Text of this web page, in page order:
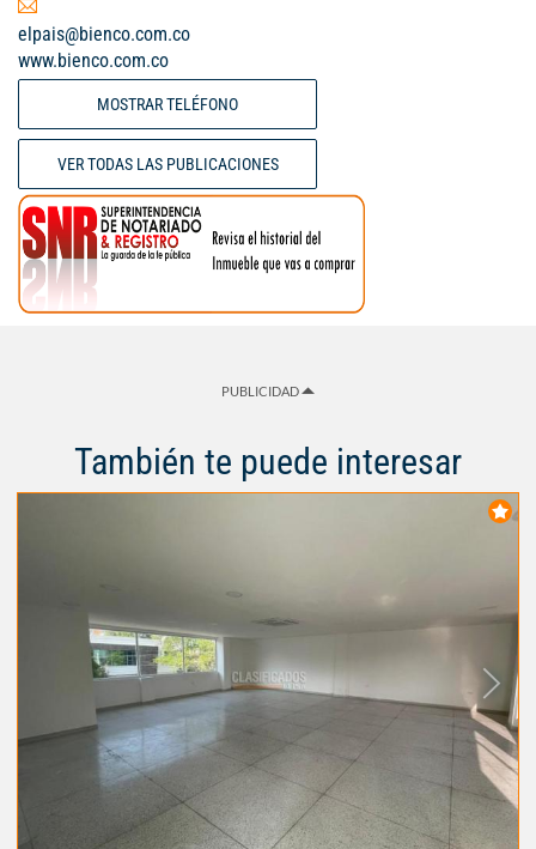
elpais@bienco.com.co
www.bienco.com.co
MOSTRAR TELÉFONO
VER TODAS LAS PUBLICACIONES
PUBLICIDAD
También te puede interesar